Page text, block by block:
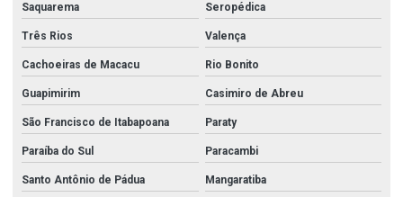
Saquarema Seropédica
Três Rios Valença
Cachoeiras de Macacu Rio Bonito
Guapimirim Casimiro de Abreu
São Francisco de Itabapoana Paraty
Paraíba do Sul Paracambi
Santo Antônio de Pádua Mangaratiba